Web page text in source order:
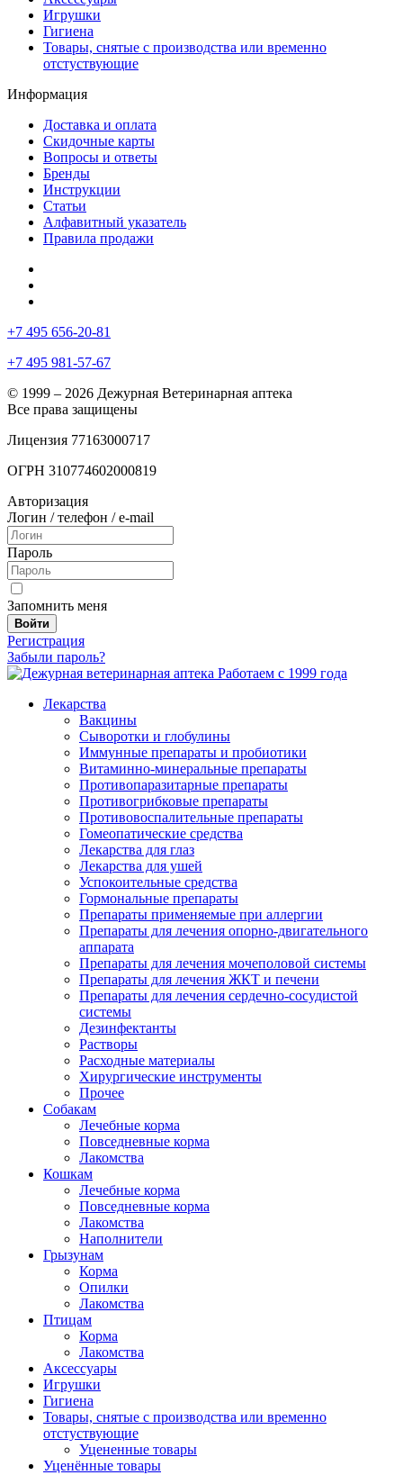
Игрушки
Гигиена
Товары, снятые с производства или временно
отстуствующие
Информация
Доставка и оплата
Скидочные карты
Вопросы и ответы
Бренды
Инструкции
Статьи
Алфавитный указатель
Правила продажи
+7 495 656-20-81
+7 495 981-57-67
© 1999 – 2026 Дежурная Ветеринарная аптека
Все права защищены
Лицензия 77163000717
ОГРН 310774602000819
Авторизация
Логин / телефон / e-mail
Пароль
Запомнить меня
Войти
Регистрация
Забыли пароль?
Работаем с 1999 года
Лекарства
Вакцины
Сыворотки и глобулины
Иммунные препараты и пробиотики
Витаминно-минеральные препараты
Противопаразитарные препараты
Противогрибковые препараты
Противовоспалительные препараты
Гомеопатические средства
Лекарства для глаз
Лекарства для ушей
Успокоительные средства
Гормональные препараты
Препараты применяемые при аллергии
Препараты для лечения опорно-двигательного
аппарата
Препараты для лечения мочеполовой системы
Препараты для лечения ЖКТ и печени
Препараты для лечения сердечно-сосудистой
системы
Дезинфектанты
Растворы
Расходные материалы
Хирургические инструменты
Прочее
Собакам
Лечебные корма
Повседневные корма
Лакомства
Кошкам
Лечебные корма
Повседневные корма
Лакомства
Наполнители
Грызунам
Корма
Опилки
Лакомства
Птицам
Корма
Лакомства
Аксессуары
Игрушки
Гигиена
Товары, снятые с производства или временно
отстуствующие
Уцененные товары
Уценённые товары